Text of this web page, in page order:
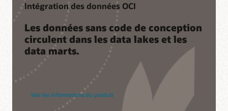
Intégration des données OCI
Les données sans code de conception
circulent dans les data lakes et les
data marts.
Voir les informations du produit